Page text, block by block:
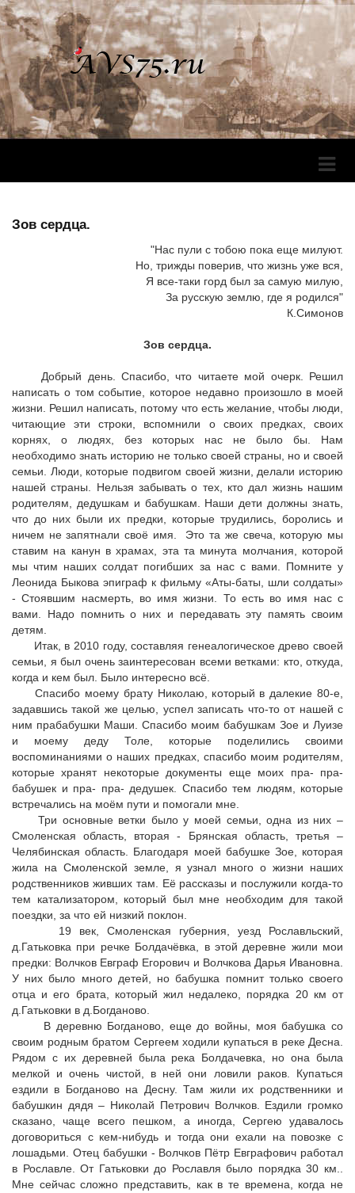
Зов сердца.
"Нас пули с тобою пока еще милуют.
Но, трижды поверив, что жизнь уже вся,
Я все-таки горд был за самую милую,
За русскую землю, где я родился"
К.Симонов
Зов сердца.
Добрый день. Спасибо, что читаете мой очерк. Решил
написать о том событие, которое недавно произошло в моей
жизни. Решил написать, потому что есть желание, чтобы люди,
читающие эти строки, вспомнили о своих предках, своих
корнях, о людях, без которых нас не было бы. Нам
необходимо знать историю не только своей страны, но и своей
семьи. Люди, которые подвигом своей жизни, делали историю
нашей страны. Нельзя забывать о тех, кто дал жизнь нашим
родителям, дедушкам и бабушкам. Наши дети должны знать,
что до них были их предки, которые трудились, боролись и
ничем не запятнали своё имя. Это та же свеча, которую мы
ставим на канун в храмах, эта та минута молчания, которой
мы чтим наших солдат погибших за нас с вами. Помните у
Леонида Быкова эпиграф к фильму «Аты-баты, шли солдаты»
- Стоявшим насмерть, во имя жизни. То есть во имя нас с
вами. Надо помнить о них и передавать эту память своим
детям.
Итак, в 2010 году, составляя генеалогическое древо своей
семьи, я был очень заинтересован всеми ветками: кто, откуда,
когда и кем был. Было интересно всё.
Спасибо моему брату Николаю, который в далекие 80-е,
задавшись такой же целью, успел записать что-то от нашей с
ним прабабушки Маши. Спасибо моим бабушкам Зое и Луизе
и моему деду Толе, которые поделились своими
воспоминаниями о наших предках, спасибо моим родителям,
которые хранят некоторые документы еще моих пра- пра-
бабушек и пра- пра- дедушек. Спасибо тем людям, которые
встречались на моём пути и помогали мне.
Три основные ветки было у моей семьи, одна из них –
Смоленская область, вторая - Брянская область, третья –
Челябинская область. Благодаря моей бабушке Зое, которая
жила на Смоленской земле, я узнал много о жизни наших
родственников живших там. Её рассказы и послужили когда-то
тем катализатором, который был мне необходим для такой
поездки, за что ей низкий поклон.
19 век, Смоленская губерния, уезд Рославльский,
д.Гатьковка при речке Болдачёвка, в этой деревне жили мои
предки: Волчков Евграф Егорович и Волчкова Дарья Ивановна.
У них было много детей, но бабушка помнит только своего
отца и его брата, который жил недалеко, порядка 20 км от
д.Гатьковки в д.Богданово.
В деревню Богданово, еще до войны, моя бабушка со
своим родным братом Сергеем ходили купаться в реке Десна.
Рядом с их деревней была река Болдачевка, но она была
мелкой и очень чистой, в ней они ловили раков. Купаться
ездили в Богданово на Десну. Там жили их родственники и
бабушкин дядя – Николай Петрович Волчков. Ездили громко
сказано, чаще всего пешком, а иногда, Сергею удавалось
договориться с кем-нибудь и тогда они ехали на повозке с
лошадьми. Отец бабушки - Волчков Пётр Евграфович работал
в Рославле. От Гатьковки до Рославля было порядка 30 км..
Мне сейчас сложно представить, как в те времена, когда не